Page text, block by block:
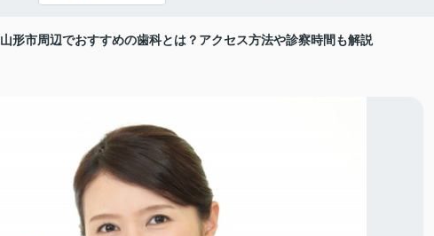
山形市周辺でおすすめの歯科とは？アクセス方法や診察時間も解説